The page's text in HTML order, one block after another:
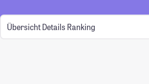
Übersicht Details Ranking